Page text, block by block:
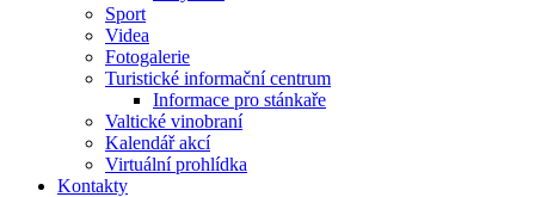
Sport
Videa
Fotogalerie
Turistické informační centrum
Informace pro stánkaře
Valtické vinobraní
Kalendář akcí
Virtuální prohlídka
Kontakty